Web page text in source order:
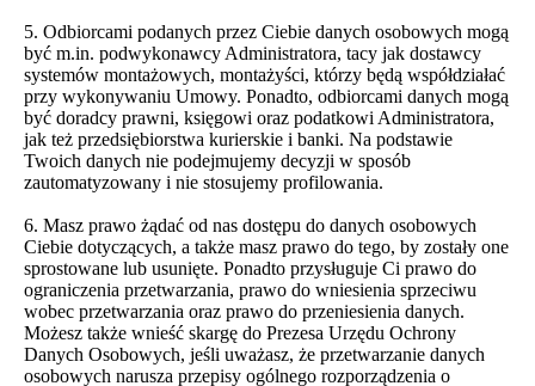
5. Odbiorcami podanych przez Ciebie danych osobowych mogą
być m.in. podwykonawcy Administratora, tacy jak dostawcy
systemów montażowych, montażyści, którzy będą współdziałać
przy wykonywaniu Umowy. Ponadto, odbiorcami danych mogą
być doradcy prawni, księgowi oraz podatkowi Administratora,
jak też przedsiębiorstwa kurierskie i banki. Na podstawie
Twoich danych nie podejmujemy decyzji w sposób
zautomatyzowany i nie stosujemy profilowania.
6. Masz prawo żądać od nas dostępu do danych osobowych
Ciebie dotyczących, a także masz prawo do tego, by zostały one
sprostowane lub usunięte. Ponadto przysługuje Ci prawo do
ograniczenia przetwarzania, prawo do wniesienia sprzeciwu
wobec przetwarzania oraz prawo do przeniesienia danych.
Możesz także wnieść skargę do Prezesa Urzędu Ochrony
Danych Osobowych, jeśli uważasz, że przetwarzanie danych
osobowych narusza przepisy ogólnego rozporządzenia o